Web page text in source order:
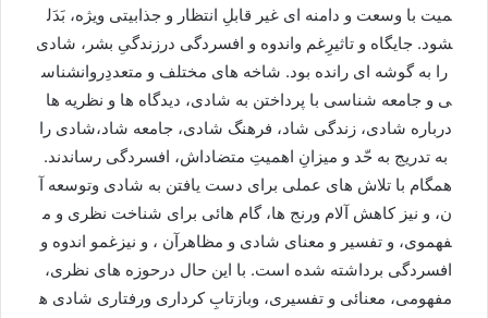
میت با وسعت و دامنه ای غیر قابلِ انتظار و جذابیتی ویژه، بَدَل
شود. جایگاه و تاثیرِغم واندوه و افسردگی درزندگیِ بشر، شادی
را به گوشه ای رانده بود. شاخه های مختلف و متعددِروانشناس
ی و جامعه شناسی با پرداختن به شادی، دیدگاه ها و نظریه ها
درباره شادی، زندگی شاد، فرهنگ شادی، جامعه شاد،شادی را
به تدریج به حّد و میزانِ اهمیتِ متضاداش، افسردگی رساندند.
همگام با تلاش های عملی برای دست یافتن به شادی وتوسعه آ
ن، و نیز کاهش آلام ورنج ها، گام هائی برای شناخت نظری و م
فهموی، و تفسیر و معنای شادی و مظاهرآن ، و نیزغمو اندوه و
افسردگی برداشته شده است. با این حال درحوزه های نظری،
مفهومی، معنائی و تفسیری، وبازتابِ کرداری ورفتاری شادی ه